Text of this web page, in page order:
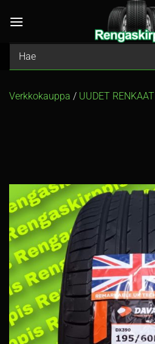
Verkkokauppa / UUDET RENKAAT